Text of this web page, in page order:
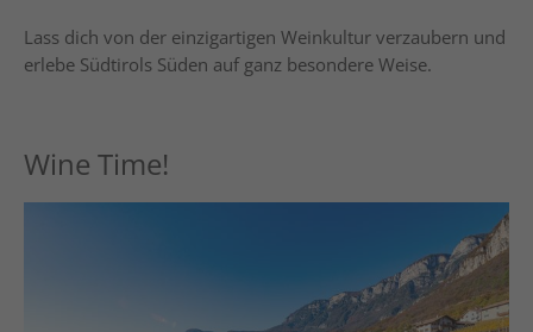
Lass dich von der einzigartigen Weinkultur verzaubern und
erlebe Südtirols Süden auf ganz besondere Weise.
Wine Time!